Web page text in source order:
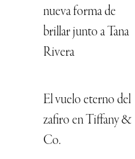
nueva forma de
brillar junto a Tana
Rivera
El vuelo eterno del
zafiro en Tiffany &
Co.